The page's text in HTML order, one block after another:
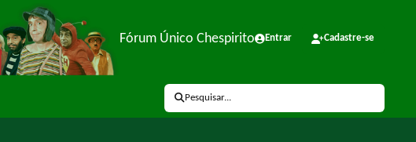
Fórum Único Chespirito Entrar Cadastre-se
Pesquisar...